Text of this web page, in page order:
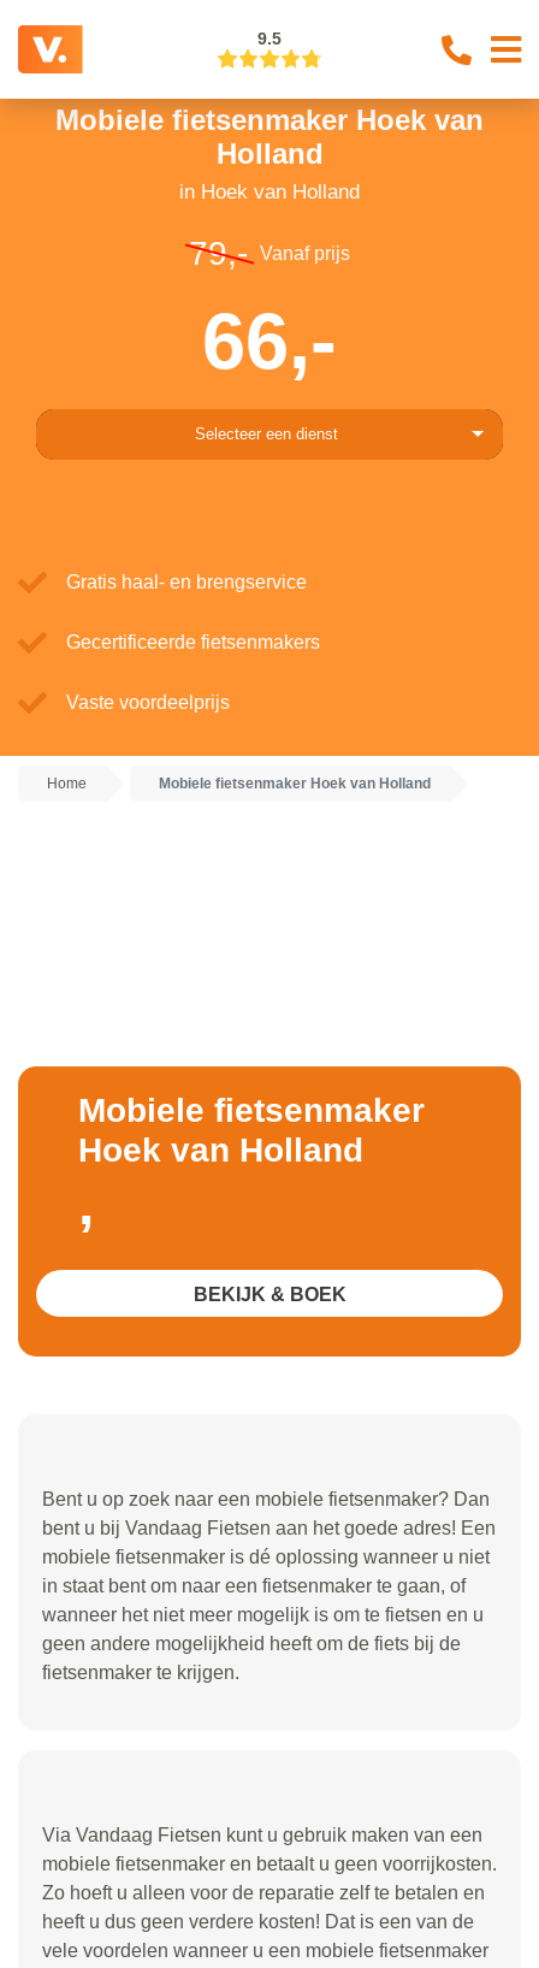
9.5
Mobiele fietsenmaker Hoek van
Holland
in Hoek van Holland
79,- Vanaf prijs
66,-
Selecteer een dienst
Gratis haal- en brengservice
Gecertificeerde fietsenmakers
Vaste voordeelprijs
Home Mobiele fietsenmaker Hoek van Holland
Bent u op zoek naar een mobiele fietsenmaker? Dan
bent u bij Vandaag Fietsen aan het goede adres! Een
mobiele fietsenmaker is dé oplossing wanneer u niet
in staat bent om naar een fietsenmaker te gaan, of
wanneer het niet meer mogelijk is om te fietsen en u
geen andere mogelijkheid heeft om de fiets bij de
fietsenmaker te krijgen.
Mobiele fietsenmaker
Hoek van Holland
,
BEKIJK & BOEK
Via Vandaag Fietsen kunt u gebruik maken van een
mobiele fietsenmaker en betaalt u geen voorrijkosten.
Zo hoeft u alleen voor de reparatie zelf te betalen en
heeft u dus geen verdere kosten! Dat is een van de
vele voordelen wanneer u een mobiele fietsenmaker